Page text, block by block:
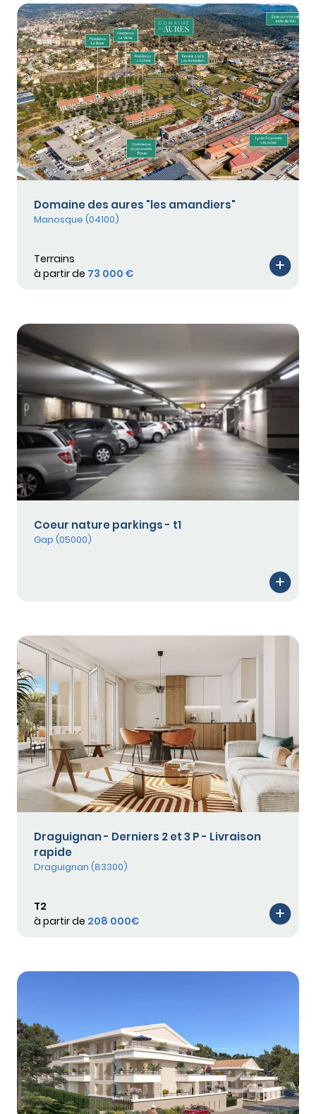
Domaine des aures "les amandiers"
Manosque (04100)
Terrains
à partir de 73 000 €
Coeur nature parkings - t1
Gap (05000)
Draguignan - Derniers 2 et 3 P - Livraison
rapide
Draguignan (83300)
T2
à partir de 208 000€